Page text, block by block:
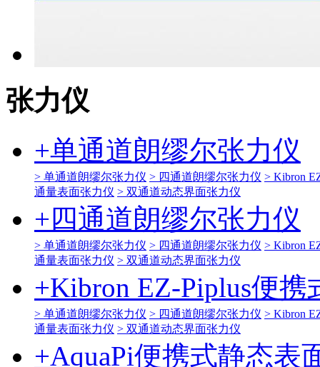
张力仪
+单通道朗缪尔张力仪
> 单通道朗缪尔张力仪 > 四通道朗缪尔张力仪 > Kibron
通量表面张力仪 > 双通道动态界面张力仪
+四通道朗缪尔张力仪
> 单通道朗缪尔张力仪 > 四通道朗缪尔张力仪 > Kibron
通量表面张力仪 > 双通道动态界面张力仪
+Kibron EZ-Piplus便
> 单通道朗缪尔张力仪 > 四通道朗缪尔张力仪 > Kibron
通量表面张力仪 > 双通道动态界面张力仪
+AquaPi便携式静态表